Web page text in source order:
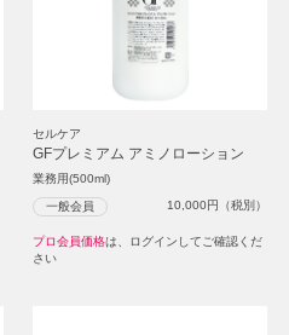
セルケア
GFプレミアム アミノローション
業務用(500ml)
一般会員 10,000円（税別）
プロ会員価格は、ログインしてご確認くだ
さい